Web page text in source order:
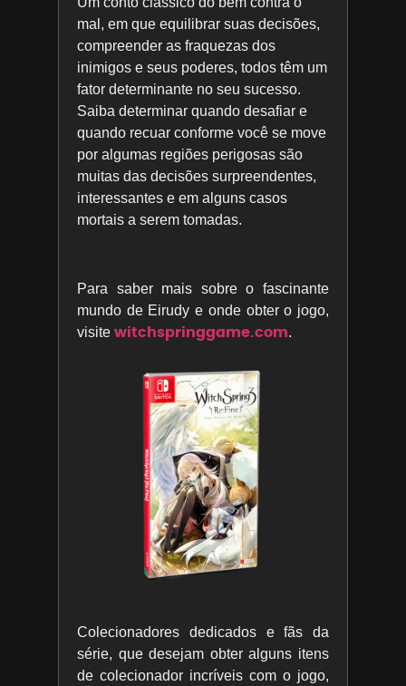
mal, em que equilibrar suas decisões,
compreender as fraquezas dos
inimigos e seus poderes, todos têm um
fator determinante no seu sucesso.
Saiba determinar quando desafiar e
quando recuar conforme você se move
por algumas regiões perigosas são
muitas das decisões surpreendentes,
interessantes e em alguns casos
mortais a serem tomadas.
Para saber mais sobre o fascinante
mundo de Eirudy e onde obter o jogo,
visite witchspringgame.com.
Colecionadores dedicados e fãs da
série, que desejam obter alguns itens
de colecionador incríveis com o jogo,